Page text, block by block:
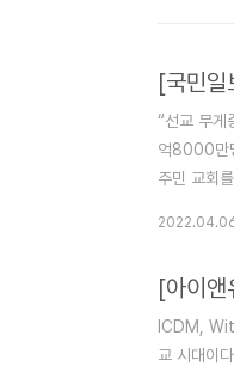
[국민일
“선교 무
억8000만
주민 교회
[아이앤
ICDM,
교 시대이